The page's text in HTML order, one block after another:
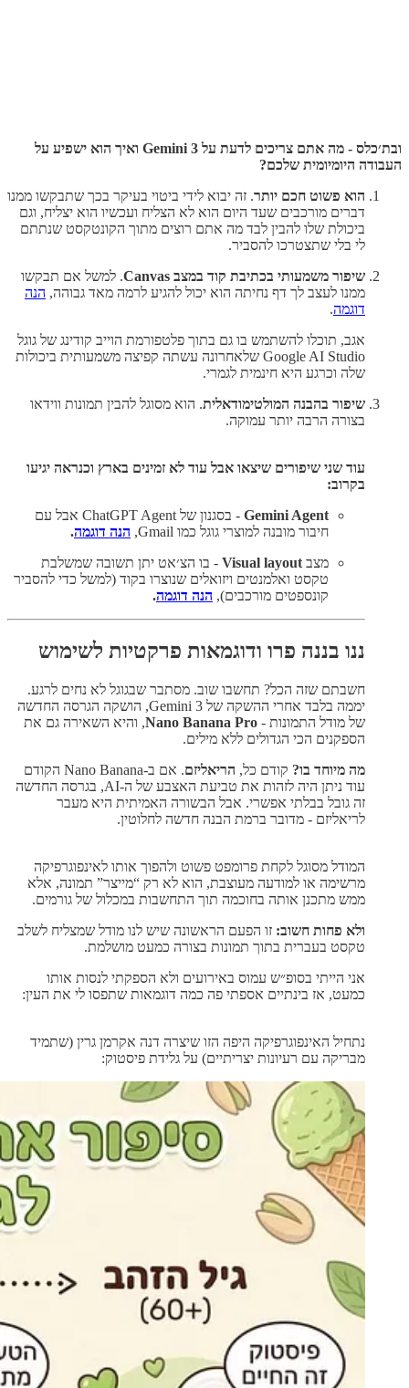
ובת׳כלס - מה אתם צריכים לדעת על Gemini 3 ואיך הוא ישפיע על
העבודה היומיומית שלכם?
הוא פשוט חכם יותר. זה יבוא לידי ביטוי בעיקר בכך שתבקשו ממנו
דברים מורכבים שעד היום הוא לא הצליח ועכשיו הוא יצליח, וגם
ביכולת שלו להבין לבד מה אתם רוצים מתוך הקונטקסט שנתתם
לי בלי שתצטרכו להסביר.
שיפור משמעותי בכתיבת קוד במצב Canvas
. למשל אם תבקשו
ממנו לעצב לך דף נחיתה הוא יכול להגיע לרמה מאד גבוהה, הנה
דוגמה.
אגב, תוכלו להשתמש בו גם בתוך פלטפורמת הוייב קודינג של גוגל
Google AI Studio שלאחרונה עשתה קפיצה משמעותית ביכולות
שלה וכרגע היא חינמית לגמרי.
שיפור בהבנה המולטימודאלית. הוא מסוגל להבין תמונות ווידאו
בצורה הרבה יותר עמוקה.
עוד שני שיפורים שיצאו אבל עוד לא זמינים בארץ וכנראה יגיעו
בקרוב:
Gemini Agent
- בסגנון של ChatGPT Agent אבל עם
חיבור מובנה למוצרי גוגל כמו Gmail,
הנה דוגמה.
מצב Visual layout - בו הצ׳אט יתן תשובה שמשלבת
טקסט ואלמנטים ויזואלים שנוצרו בקוד (למשל כדי להסביר
קונספטים מורכבים), הנה דוגמה.
ננו בננה פרו ודוגמאות פרקטיות לשימוש
חשבתם שזה הכל? תחשבו שוב. מסתבר שבגוגל לא נחים לרגע.
יממה בלבד אחרי ההשקה של Gemini 3, הושקה הגרסה החדשה
של מודל התמונות - Nano Banana Pro, והיא השאירה גם את
הספקנים הכי הגדולים ללא מילים.
מה מיוחד בו? קודם כל, הריאליזם
. אם ב-Nano Banana הקודם
עוד ניתן היה לזהות את טביעת האצבע של ה-AI, בגרסה החדשה
זה גובל בבלתי אפשרי. אבל הבשורה האמיתית היא מעבר
לריאליזם - מדובר ברמת הבנה חדשה לחלוטין.
המודל מסוגל לקחת פרומפט פשוט ולהפוך אותו לאינפוגרפיקה
מרשימה או למודעה מעוצבת, הוא לא רק “מייצר” תמונה, אלא
ממש מתכנן אותה בחוכמה תוך התחשבות במכלול של גורמים.
ולא פחות חשוב: זו הפעם הראשונה שיש לנו מודל שמצליח לשלב
טקסט בעברית בתוך תמונות בצורה כמעט מושלמת.
אני הייתי בסופ״ש עמוס באירועים ולא הספקתי לנסות אותו
כמעט, אז בינתיים אספתי פה כמה דוגמאות שתפסו לי את העין:
נתחיל האינפוגרפיקה היפה הזו שיצרה דנה אקרמן גרין (שתמיד
מבריקה עם רעיונות יצריתיים) על גלידת פיסטוק: